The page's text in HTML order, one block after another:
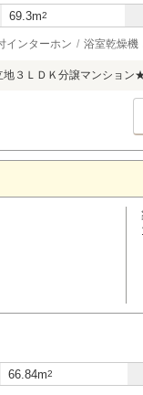
69.3m2
インターホン 浴室乾燥機
３ＬＤＫ分譲マンション
66.84m2